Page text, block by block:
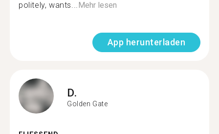
politely, wants...Mehr lesen
App herunterladen
D.
Golden Gate